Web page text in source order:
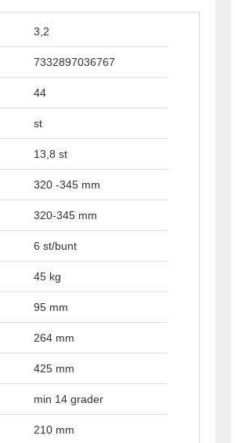
3,2
7332897036767
44
st
13,8 st
320 -345 mm
320-345 mm
6 st/bunt
45 kg
95 mm
264 mm
425 mm
min 14 grader
210 mm